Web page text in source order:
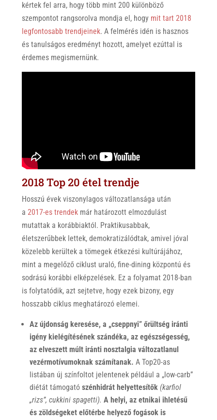
kértek fel arra, hogy több mint 200 különböző
szempontot rangsorolva mondja el, hogy mit tart 2018
legfontosabb trendjeinek. A felmérés idén is hasznos
és tanulságos eredményt hozott, amelyet ezúttal is
érdemes megismernünk.
2018 Top 20 étel trendje
Hosszú évek viszonylagos változatlansága után
a 2017-es trendekmár határozott elmozdulást
mutattak a korábbiaktól. Praktikusabbak,
életszerűbbek lettek, demokratizálódtak, amivel jóval
közelebb kerültek a tömegek étkezési kultúrájához,
mint a megelőző ciklust uraló, fine-dining központú és
sodrású korábbi elképzelések. Ez a folyamat 2018-ban
is folytatódik, azt sejtetve, hogy ezek bizony, egy
hosszabb ciklus meghatározó elemei.
Az újdonság keresése, a „cseppnyi” őrültség iránti
igény kielégítésének szándéka, az egészségesség,
az elveszett múlt iránti nosztalgia változatlanul
vezérmotívumoknak számítanak. A Top20-as
listában új színfoltot jelentenek például a „low-carb”
diétát támogatószénhidrát helyettesítők (karfiol
„rizs”, cukkini spagetti). A helyi, az etnikai ihletésű
és zöldségeket előtérbe helyező fogások is